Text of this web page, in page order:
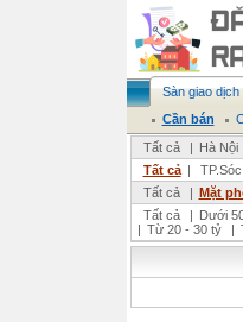
Sàn giao dịch
Cần bán
Tất cả
| Hà Nội
Tất cả |
Tất cả
| Mặt
Tất cả
| Dưới
| Từ 20 - 30 tỷ |